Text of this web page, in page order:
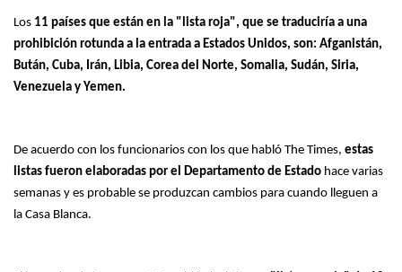
Los 11 países que están en la "lista roja", que se traduciría a una
prohibición rotunda a la entrada a Estados Unidos, son: Afganistán,
Bután, Cuba, Irán, Libia, Corea del Norte, Somalia, Sudán, Siria,
Venezuela y Yemen.
De acuerdo con los funcionarios con los que habló The Times, estas
listas fueron elaboradas por el Departamento de Estado hace varias
semanas y es probable se produzcan cambios para cuando lleguen a
la Casa Blanca.